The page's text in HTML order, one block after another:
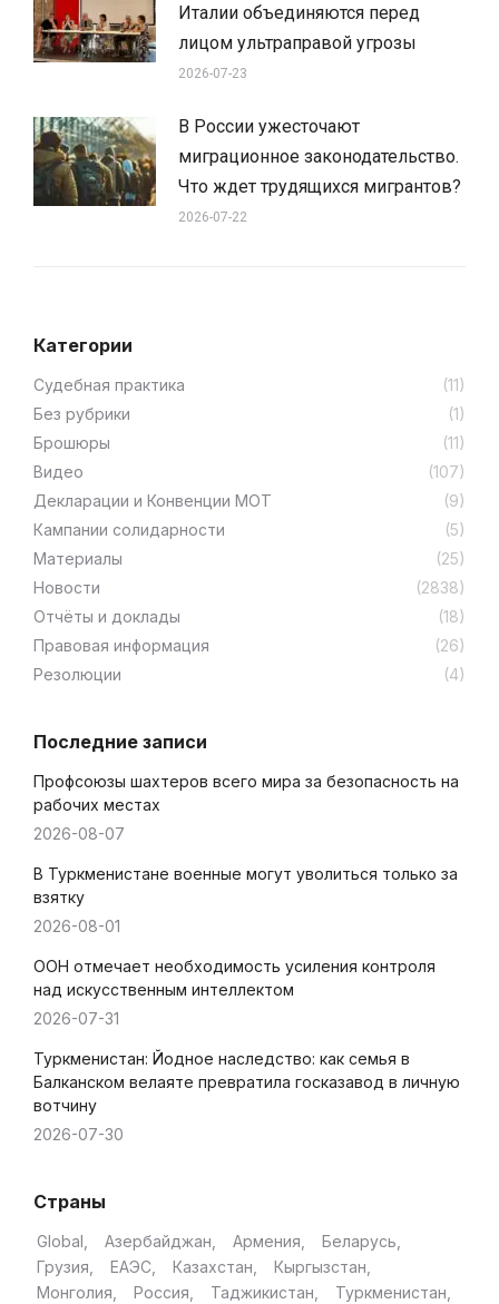
Италии объединяются перед
лицом ультраправой угрозы
2026-07-23
В России ужесточают
миграционное законодательство.
Что ждет трудящихся мигрантов?
2026-07-22
Категории
Cудебная практика
(11)
Без рубрики
(1)
Брошюры
(11)
Видео
(107)
Декларации и Конвенции МОТ
(9)
Кампании солидарности
(5)
Материалы
(25)
Новости
(2838)
Отчёты и доклады
(18)
Правовая информация
(26)
Резолюции
(4)
Последние записи
Профсоюзы шахтеров всего мира за безопасность на
рабочих местах
2026-08-07
В Туркменистане военные могут уволиться только за
взятку
2026-08-01
ООН отмечает необходимость усиления контроля
над искусственным интеллектом
2026-07-31
Туркменистан: Йодное наследство: как семья в
Балканском велаяте превратила госказавод в личную
вотчину
2026-07-30
Страны
Global Азербайджан Армения
Беларусь
Грузия
ЕАЭС Казахстан
Кыргызстан
Монголия
Россия Таджикистан Туркменистан